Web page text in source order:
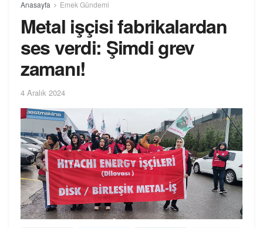
Anasayfa Emek Gündemi
Metal işçisi fabrikalardan
ses verdi: Şimdi grev
zamanı!
4 Aralık 2024